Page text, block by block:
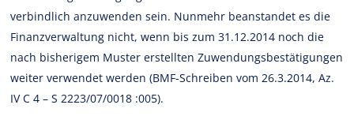
verbindlich anzuwenden sein. Nunmehr beanstandet es die
Finanzverwaltung nicht, wenn bis zum 31.12.2014 noch die
nach bisherigem Muster erstellten Zuwendungsbestätigungen
weiter verwendet werden (BMF-Schreiben vom 26.3.2014, Az.
IV C 4 – S 2223/07/0018 :005).